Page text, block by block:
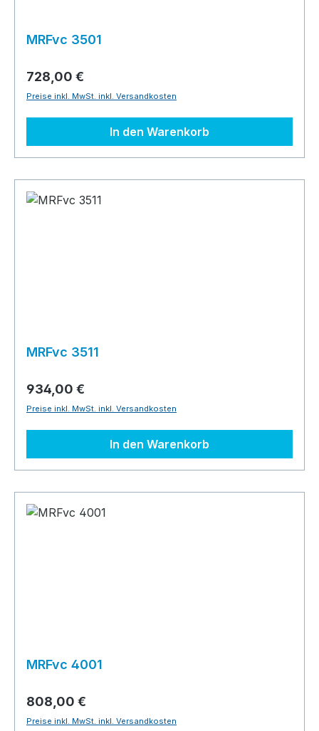
MRFvc 3501
728,00 €
Preise inkl. MwSt. inkl. Versandkosten
In den Warenkorb
MRFvc 3511
934,00 €
Preise inkl. MwSt. inkl. Versandkosten
In den Warenkorb
MRFvc 4001
808,00 €
Preise inkl. MwSt. inkl. Versandkosten